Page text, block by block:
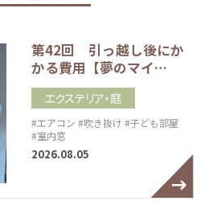
第42回 引っ越し後にか
かる費用【夢のマイ…
エクステリア・庭
#エアコン #吹き抜け #子ども部屋
#室内窓
2026.08.05